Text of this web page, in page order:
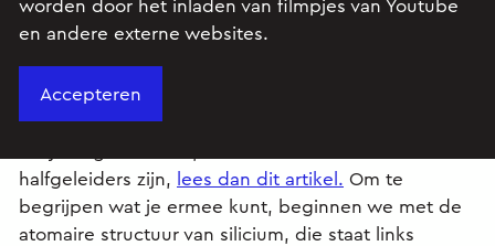
halfgeleiders zijn,
lees dan dit artikel. Om te
begrijpen wat je ermee kunt, beginnen we met de
atomaire structuur van silicium, die staat links
worden door het inladen van filmpjes van Youtube
en andere externe websites.